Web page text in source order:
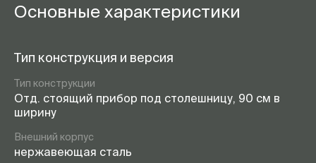
Основные характеристики
Тип конструкция и версия
Тип конструкции
Отд. стоящий прибор под столешницу, 90 см в
ширину
Внешний корпус
нержавеющая сталь